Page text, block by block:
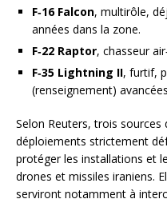
F‑16 Falcon, multirôle,
années dans la zone.
F‑22 Raptor, chasseur
F‑35 Lightning II, furtif,
(renseignement)
Selon Reuters, trois
déploiements strictement
protéger les installations et
drones et missiles iraniens.
serviront notamment à